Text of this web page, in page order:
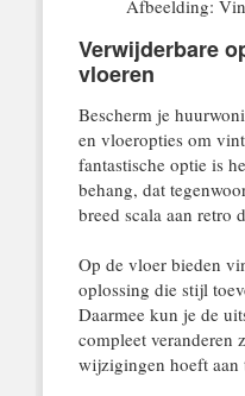
Afbeelding:
Verwijderbare
vloeren
Bescherm je
en vloeropties om
fantastische optie is
behang, dat
breed scala aan retro
Op de vloer bieden
oplossing die stijl
Daarmee kun je de
compleet veranderen
wijzigingen hoeft aan